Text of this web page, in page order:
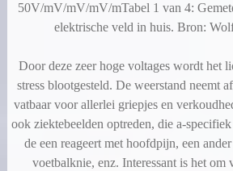
50V/mV/mV/mV/mTabel 1 van 4:
elektrische veld in huis. Bron:
Door deze zeer hoge voltages wordt het
stress blootgesteld. De weerstand neemt
vatbaar voor allerlei griepjes en
ook ziektebeelden optreden, die a-
de een reageert met hoofdpijn, een
voetbalknie, enz. Interessant is het om